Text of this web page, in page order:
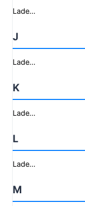
Lade...
J
Lade...
K
Lade...
L
Lade...
M